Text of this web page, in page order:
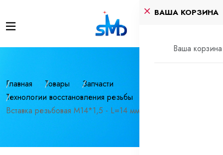
ВАША КОРЗИНА
Ваша корзина
Главная Товары
Запчасти
Технологии восстановления резьбы
Вставка резьбовая М14*1,5 - L=14 мм BaerCoil®